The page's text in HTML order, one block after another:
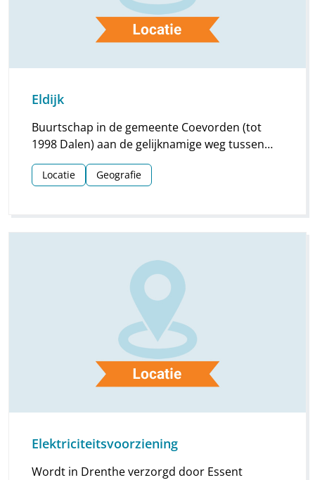
Eldijk
Buurtschap in de gemeente Coevorden (tot
1998 Dalen) aan de gelijknamige weg tussen
Dalen en Holsloot; in de weg ligt de Eldijksbrug
over het Drostendiep.
Locatie Geografie
Elektriciteitsvoorziening
Wordt in Drenthe verzorgd door Essent